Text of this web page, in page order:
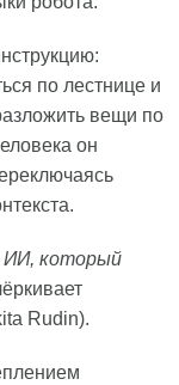
по лестнице и
вещи по
он
ИИ, который
Rudin).